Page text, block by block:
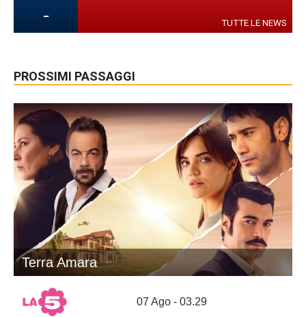
- TUTTE LE NEWS
PROSSIMI PASSAGGI
Terra Amara
07 Ago - 03.29